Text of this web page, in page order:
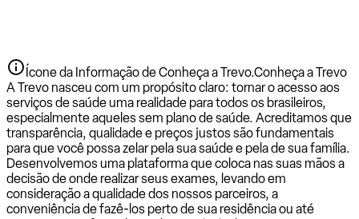
Ícone da Informação de Conheça a Trevo.Conheça a Trevo
A Trevo nasceu com um propósito claro: tornar o acesso aos
serviços de saúde uma realidade para todos os brasileiros,
especialmente aqueles sem plano de saúde. Acreditamos que
transparência, qualidade e preços justos são fundamentais
para que você possa zelar pela sua saúde e pela de sua família.
Desenvolvemos uma plataforma que coloca nas suas mãos a
decisão de onde realizar seus exames, levando em
consideração a qualidade dos nossos parceiros, a
conveniência de fazê-los perto de sua residência ou até